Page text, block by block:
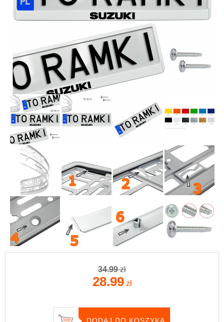
34.99 zł
28.99 zł